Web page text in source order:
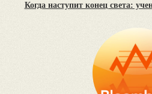
Когда наступит конец света: